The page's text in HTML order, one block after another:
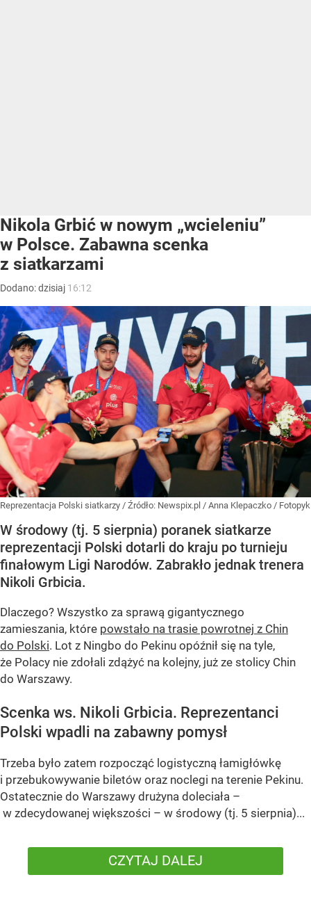
Nikola Grbić w nowym „wcieleniu”
w Polsce. Zabawna scenka
z siatkarzami
Dodano:dzisiaj 16:12
Reprezentacja Polski siatkarzy / Źródło: Newspix.pl / Anna Klepaczko / Fotopyk
W środowy (tj. 5 sierpnia) poranek siatkarze
reprezentacji Polski dotarli do kraju po turnieju
finałowym Ligi Narodów. Zabrakło jednak trenera
Nikoli Grbicia.
Dlaczego? Wszystko za sprawą gigantycznego
zamieszania, które powstało na trasie powrotnej z Chin
do Polski. Lot z Ningbo do Pekinu opóźnił się na tyle,
że Polacy nie zdołali zdążyć na kolejny, już ze stolicy Chin
do Warszawy.
Scenka ws. Nikoli Grbicia. Reprezentanci
Polski wpadli na zabawny pomysł
Trzeba było zatem rozpocząć logistyczną łamigłówkę
i przebukowywanie biletów oraz noclegi na terenie Pekinu.
Ostatecznie do Warszawy drużyna doleciała –
w zdecydowanej większości – w środowy (tj. 5 sierpnia)...
CZYTAJ DALEJ